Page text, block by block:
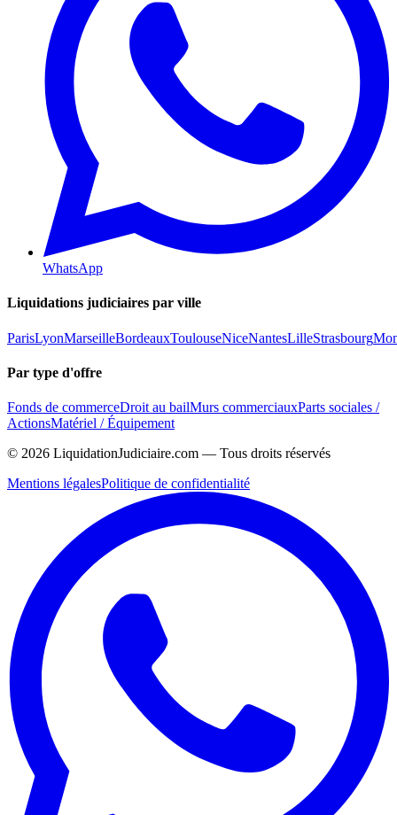
WhatsApp
Liquidations judiciaires par ville
ParisLyonMarseilleBordeauxToulouseNiceNantesLilleStrasbourg
Par type d'offre
Fonds de commerceDroit au bailMurs commerciauxParts sociales /
ActionsMatériel / Équipement
© 2026 LiquidationJudiciaire.com — Tous droits réservés
Mentions légalesPolitique de confidentialité